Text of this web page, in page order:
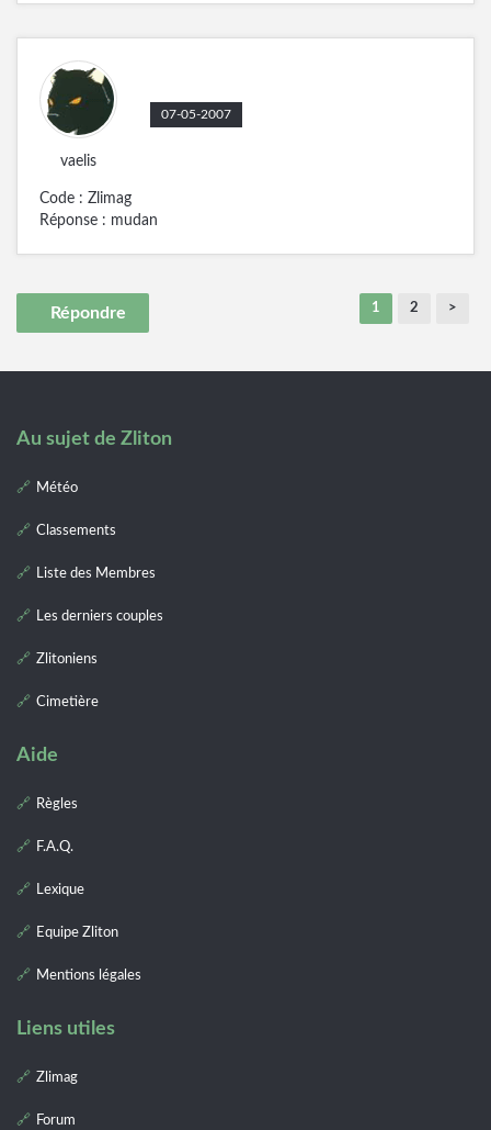
07-05-2007
vaelis
Code : Zlimag
Réponse : mudan
Répondre 1 2 >
Au sujet de Zliton
Météo
Classements
Liste des Membres
Les derniers couples
Zlitoniens
Cimetière
Aide
Règles
F.A.Q.
Lexique
Equipe Zliton
Mentions légales
Liens utiles
Zlimag
Forum